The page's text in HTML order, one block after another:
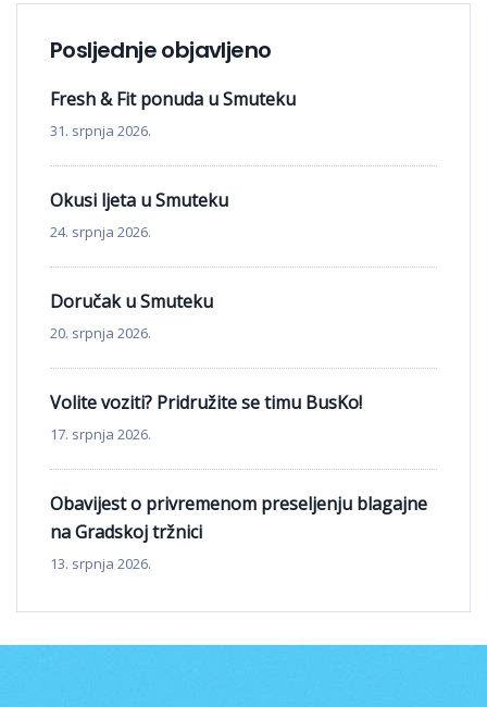
Posljednje objavljeno
Fresh & Fit ponuda u Smuteku
31. srpnja 2026.
Okusi ljeta u Smuteku
24. srpnja 2026.
Doručak u Smuteku
20. srpnja 2026.
Volite voziti? Pridružite se timu BusKo!
17. srpnja 2026.
Obavijest o privremenom preseljenju blagajne
na Gradskoj tržnici
13. srpnja 2026.